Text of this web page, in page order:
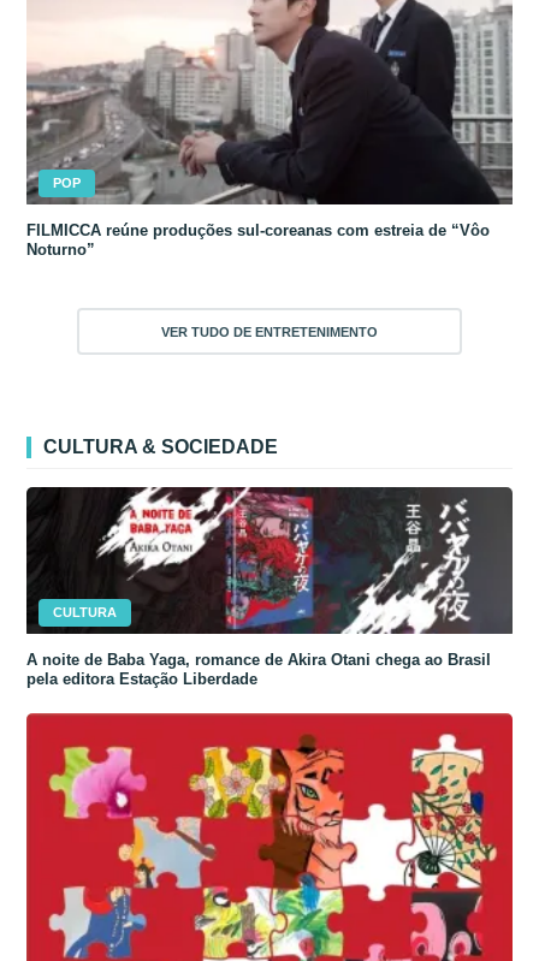
POP
FILMICCA reúne produções sul-coreanas com estreia de “Vôo
Noturno”
VER TUDO DE ENTRETENIMENTO
CULTURA & SOCIEDADE
CULTURA
A noite de Baba Yaga, romance de Akira Otani chega ao Brasil
pela editora Estação Liberdade